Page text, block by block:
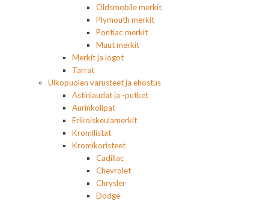
Oldsmobile merkit
Plymouth merkit
Pontiac merkit
Muut merkit
Merkit ja logot
Tarrat
Ulkopuolen varusteet ja ehostus
Astinlaudat ja -putket
Aurinkolipat
Erikoiskeulamerkit
Kromilistat
Kromikoristeet
Cadillac
Chevrolet
Chrysler
Dodge